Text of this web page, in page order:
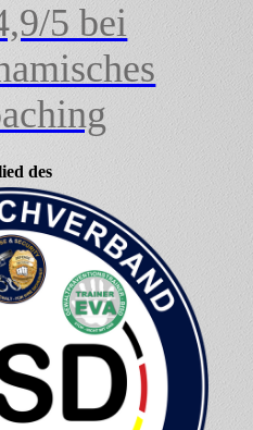
5 bei
des